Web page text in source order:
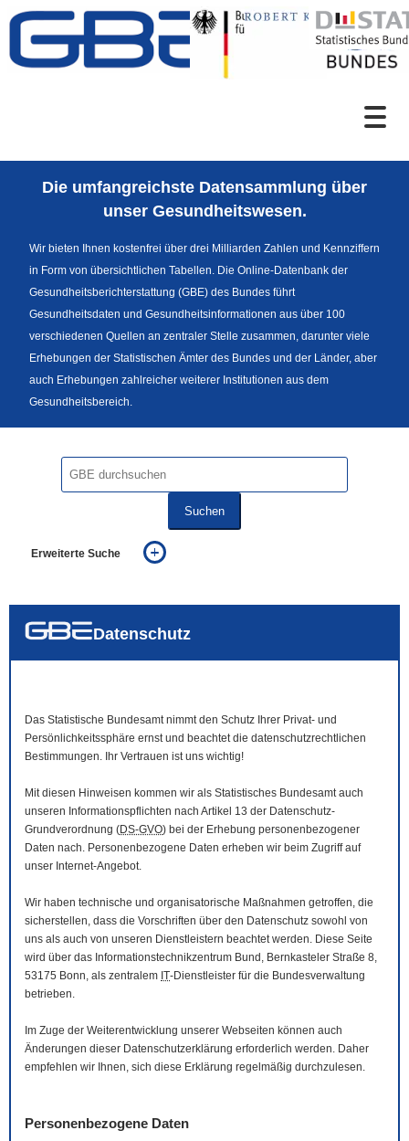
Zum Inhalt
Sprachumschaltung
Die umfangreichste Datensammlung über
unser Gesundheitswesen.
Wir bieten Ihnen kostenfrei über drei Milliarden Zahlen und Kennziffern
in Form von übersichtlichen Tabellen. Die Online-Datenbank der
Gesundheitsberichterstattung (GBE) des Bundes führt
Gesundheitsdaten und Gesundheitsinformationen aus über 100
verschiedenen Quellen an zentraler Stelle zusammen, darunter viele
Erhebungen der Statistischen Ämter des Bundes und der Länder, aber
auch Erhebungen zahlreicher weiterer Institutionen aus dem
Gesundheitsbereich.
Suchen
Erweiterte Suche
auch in allen Texten suchen (Volltextsuche)
Datenschutz
Das Statistische Bundesamt nimmt den Schutz Ihrer Privat- und
Persönlichkeitssphäre ernst und beachtet die datenschutzrechtlichen
Bestimmungen. Ihr Vertrauen ist uns wichtig!
Mit diesen Hinweisen kommen wir als Statistisches Bundesamt auch
unseren Informationspflichten nach Artikel 13 der Datenschutz-
Grundverordnung (DS-GVO) bei der Erhebung personenbezogener
Daten nach. Personenbezogene Daten erheben wir beim Zugriff auf
unser Internet-Angebot.
Wir haben technische und organisatorische Maßnahmen getroffen, die
sicherstellen, dass die Vorschriften über den Datenschutz sowohl von
uns als auch von unseren Dienstleistern beachtet werden. Diese Seite
wird über das Informationstechnikzentrum Bund, Bernkasteler Straße 8,
53175 Bonn, als zentralem IT-Dienstleister für die Bundesverwaltung
betrieben.
Im Zuge der Weiterentwicklung unserer Webseiten können auch
Änderungen dieser Datenschutzerklärung erforderlich werden. Daher
empfehlen wir Ihnen, sich diese Erklärung regelmäßig durchzulesen.
Personenbezogene Daten